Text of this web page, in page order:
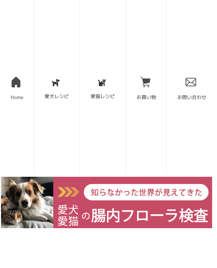
Home 愛犬レシピ 愛猫レシピ お買い物 お問い合わせ